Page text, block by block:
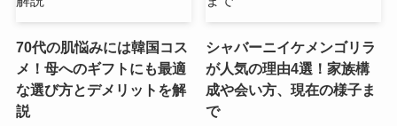
70代の肌悩みには韓国コス
メ！母へのギフトにも最適
な選び方とデメリットを解
説
シャバーニイケメンゴリラ
が人気の理由4選！家族構
成や会い方、現在の様子ま
で